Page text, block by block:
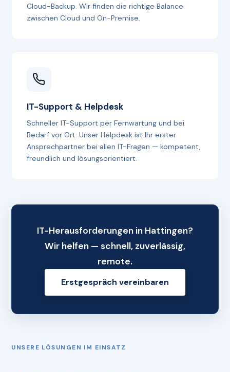
Cloud-Backup. Wir finden die richtige Balance
zwischen Cloud und On-Premise.
IT-Support & Helpdesk
Schneller IT-Support per Fernwartung und bei
Bedarf vor Ort. Unser Helpdesk ist Ihr erster
Ansprechpartner bei allen IT-Fragen — kompetent,
freundlich und lösungsorientiert.
IT-Herausforderungen in Hattingen?
Wir helfen — schnell, zuverlässig,
remote.
Erstgespräch vereinbaren
UNSERE LÖSUNGEN IM EINSATZ